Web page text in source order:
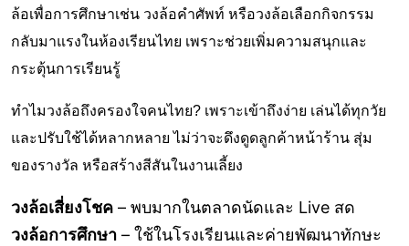
ล้อเพื่อการศึกษาเช่น วงล้อคำศัพท์ หรือวงล้อเลือกกิจกรรม
กลับมาแรงในห้องเรียนไทย เพราะช่วยเพิ่มความสนุกและ
กระตุ้นการเรียนรู้
ทำไมวงล้อถึงครองใจคนไทย? เพราะเข้าถึงง่าย เล่นได้ทุกวัย
และปรับใช้ได้หลากหลาย ไม่ว่าจะดึงดูดลูกค้าหน้าร้าน สุ่ม
ของรางวัล หรือสร้างสีสันในงานเลี้ยง
วงล้อเสี่ยงโชค – พบมากในตลาดนัดและ Live สด
วงล้อการศึกษา – ใช้ในโรงเรียนและค่ายพัฒนาทักษะ